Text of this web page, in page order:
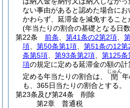
ない事由があると認めた場合にお
かわらず、延滞金を減免すること
(年当たりの割合の基礎となる日
第22条
前条 第41条の2第2項
項
第50条第1項 第51条の12第
条第5項
第93条第2項 第125条
項の規定に定める延滞金の額の
定める年当たりの割合は、
閏
じゅん
も、365日当たりの割合とする。
第23条及び第24条
削除
第2章
普通税